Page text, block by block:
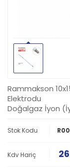
Rammakson
Elektrodu
Doğalgaz İyon
Stok Kodu
Kdv Hariç